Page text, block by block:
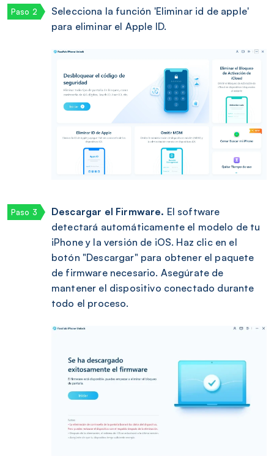
Selecciona la función 'Eliminar id de apple'
para eliminar el Apple ID.
Descargar el Firmware. El software
detectará automáticamente el modelo de tu
iPhone y la versión de iOS. Haz clic en el
botón "Descargar" para obtener el paquete
de firmware necesario. Asegúrate de
mantener el dispositivo conectado durante
todo el proceso.